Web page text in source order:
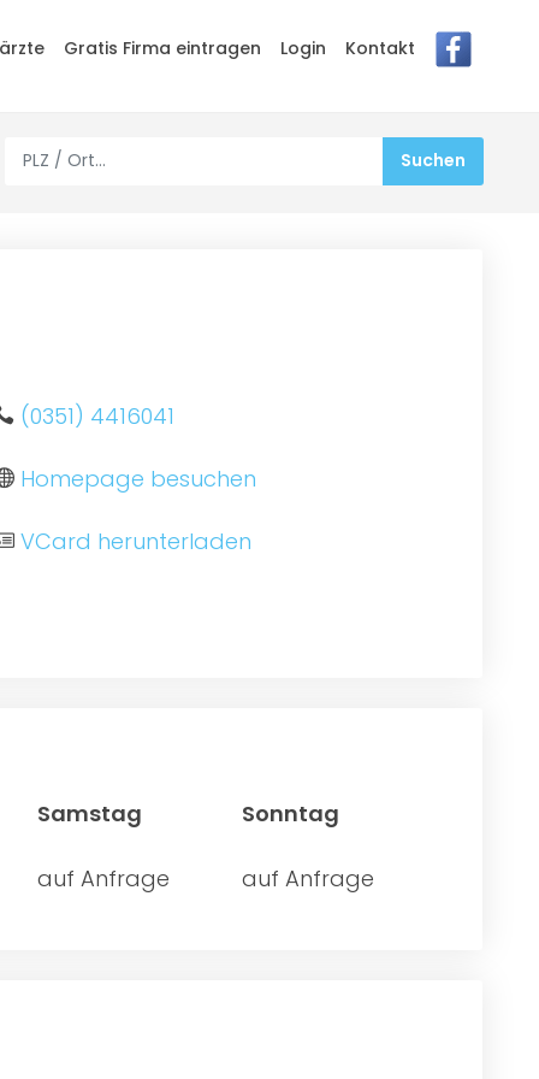
Gratis Firma eintragen Login Kontakt
(0351) 4416041
Homepage besuchen
VCard herunterladen
Samstag Sonntag
auf Anfrage auf Anfrage